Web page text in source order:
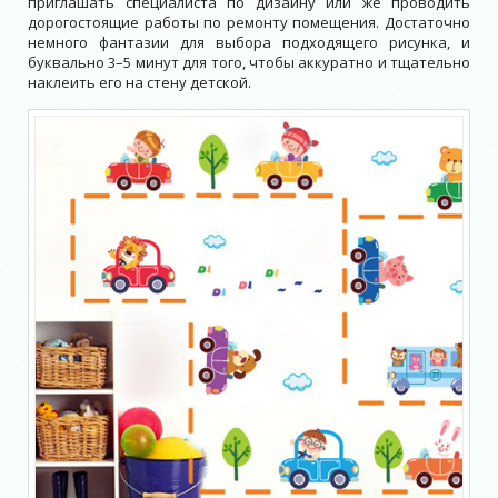
дорогостоящие работы по ремонту помещения. Достаточно
немного фантазии для выбора подходящего рисунка, и
буквально 3–5 минут для того, чтобы аккуратно и тщательно
наклеить его на стену детской.